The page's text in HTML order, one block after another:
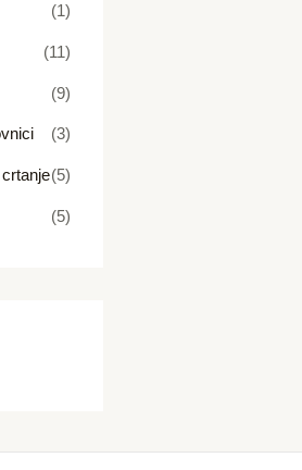
(1)
(11)
(9)
(3)
(5)
(5)